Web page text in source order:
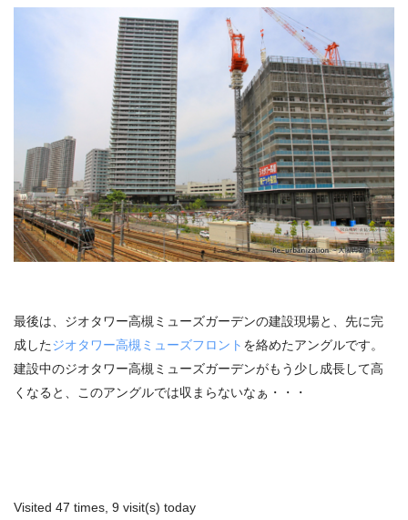
最後は、ジオタワー高槻ミューズガーデンの建設現場と、先に完
成したジオタワー高槻ミューズフロント を絡めたアングルです。
建設中のジオタワー高槻ミューズガーデンがもう少し成長して高
くなると、このアングルでは収まらないなぁ・・・
Visited 47 times, 9 visit(s) today